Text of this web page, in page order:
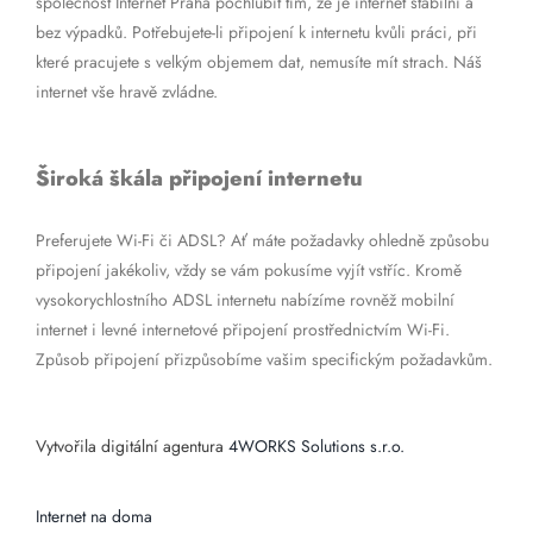
bez výpadků. Potřebujete-li připojení k internetu kvůli práci, při
které pracujete s velkým objemem dat, nemusíte mít strach. Náš
internet vše hravě zvládne.
Široká škála připojení internetu
Preferujete Wi-Fi či ADSL? Ať máte požadavky ohledně způsobu
připojení jakékoliv, vždy se vám pokusíme vyjít vstříc. Kromě
vysokorychlostního ADSL internetu nabízíme rovněž mobilní
internet i levné internetové připojení prostřednictvím Wi-Fi.
Způsob připojení přizpůsobíme vašim specifickým požadavkům.
Vytvořila digitální agentura 4WORKS Solutions s.r.o.
Internet na doma